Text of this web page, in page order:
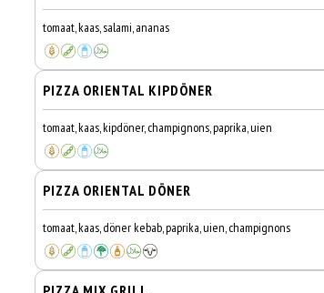
tomaat, kaas, salami, ananas
PIZZA ORIENTAL KIPDÖNER
tomaat, kaas, kipdöner, champignons, paprika, uien
PIZZA ORIENTAL DÖNER
tomaat, kaas, döner kebab, paprika, uien, champignons